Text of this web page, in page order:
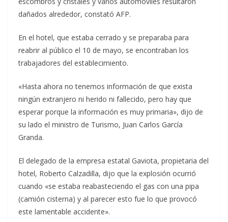
dañados alrededor, constató AFP.
En el hotel, que estaba cerrado y se preparaba para
reabrir al público el 10 de mayo, se encontraban los
trabajadores del establecimiento.
«Hasta ahora no tenemos información de que exista
ningún extranjero ni herido ni fallecido, pero hay que
esperar porque la información es muy primaria», dijo de
su lado el ministro de Turismo, Juan Carlos García
Granda.
El delegado de la empresa estatal Gaviota, propietaria del
hotel, Roberto Calzadilla, dijo que la explosión ocurrió
cuando «se estaba reabasteciendo el gas con una pipa
(camión cisterna) y al parecer esto fue lo que provocó
este lamentable accidente».